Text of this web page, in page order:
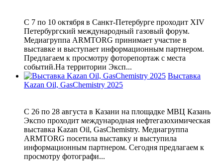
С 7 по 10 октября в Санкт-Петербурге проходит XIV
Петербургский международный газовый форум.
Медиагруппа ARMTORG принимает участие в
выставке и выступает информационным партнером.
Предлагаем к просмотру фоторепортаж с места
событий.На территории Эксп...
Выставка
Kazan Oil, GasChemistry 2025
С 26 по 28 августа в Казани на площадке МВЦ Казань
Экспо проходит международная нефтегазохимическая
выставка Kazan Oil, GasChemistry. Медиагруппа
ARMTORG посетила выставку и выступила
информационным партнером. Сегодня предлагаем к
просмотру фотографи...